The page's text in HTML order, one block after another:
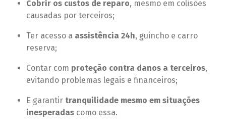
Cobrir os custos de reparo, mesmo em colisões
causadas por terceiros;
Ter acesso a assistência 24h, guincho e carro
reserva;
Contar com proteção contra danos a terceiros,
evitando problemas legais e financeiros;
E garantir tranquilidade mesmo em situações
inesperadas como essa.